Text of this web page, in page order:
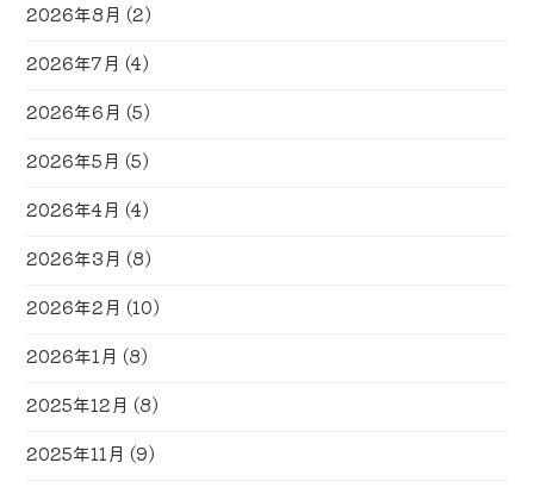
2026年8月 (2)
2026年7月 (4)
2026年6月 (5)
2026年5月 (5)
2026年4月 (4)
2026年3月 (8)
2026年2月 (10)
2026年1月 (8)
2025年12月 (8)
2025年11月 (9)